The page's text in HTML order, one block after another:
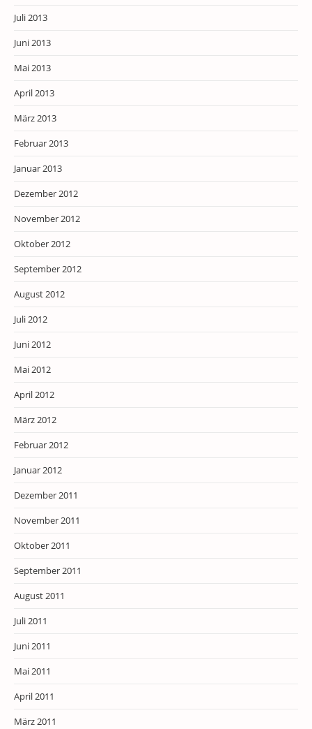
Juli 2013
Juni 2013
Mai 2013
April 2013
März 2013
Februar 2013
Januar 2013
Dezember 2012
November 2012
Oktober 2012
September 2012
August 2012
Juli 2012
Juni 2012
Mai 2012
April 2012
März 2012
Februar 2012
Januar 2012
Dezember 2011
November 2011
Oktober 2011
September 2011
August 2011
Juli 2011
Juni 2011
Mai 2011
April 2011
März 2011